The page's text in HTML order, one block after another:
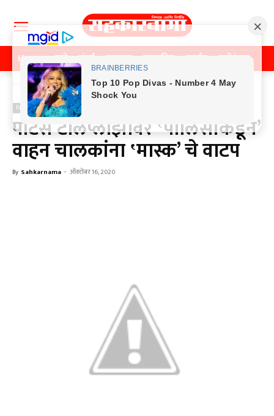
Home पुणे मुंबई महाराष्ट्र राजकीय क्राईम मनोरंजन
Home Previos News
Previos News
पाटस टोलप्लाझावर ‛पोलिसांकडून’
वाहन चालकांना ‛मास्क’ चे वाटप
By Sahkarnama - ऑक्टोबर 16, 2020